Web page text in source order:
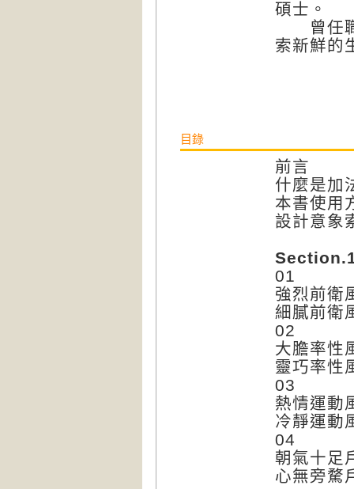
碩士。
曾任職
索新鮮的
目錄
前言
什麼是加
本書使用
設計意象
01
強烈前衛
細膩前衛
02
大膽率性
靈巧率性
03
熱情運動
冷靜運動
04
朝氣十足
心無旁騖